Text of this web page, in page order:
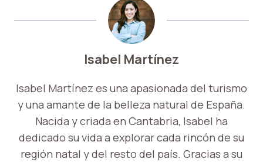
Isabel Martínez
Isabel Martínez es una apasionada del turismo
y una amante de la belleza natural de España.
Nacida y criada en Cantabria, Isabel ha
dedicado su vida a explorar cada rincón de su
región natal y del resto del país. Gracias a su